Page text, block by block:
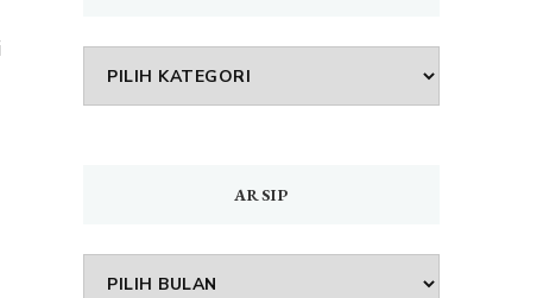
DAFTAR
MENU
ARSIP
Arsip